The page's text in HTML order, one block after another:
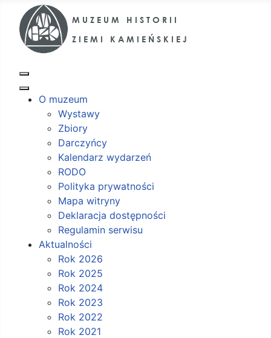
O muzeum
Wystawy
Zbiory
Darczyńcy
Kalendarz wydarzeń
RODO
Polityka prywatności
Mapa witryny
Deklaracja dostępności
Regulamin serwisu
Aktualności
Rok 2026
Rok 2025
Rok 2024
Rok 2023
Rok 2022
Rok 2021